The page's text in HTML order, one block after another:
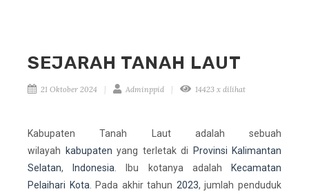
SEJARAH TANAH LAUT
21 Oktober 2024 Adminppid 14423 x dilihat
Kabupaten Tanah Lautadalah sebuah
wilayah
kabupaten yang terletak di
Provinsi Kalimantan
Selatan, Indonesia . Ibu kotanya adalah
Kecamatan
Pelaihari Kota . Pada akhir tahun 2023, jumlah penduduk